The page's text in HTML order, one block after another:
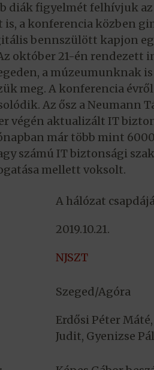
diák figyelmét felhívjuk
is, a konferencia közben
bennszülött kapjon
október 21-én
a múzeumunknak
meg. A konferencia
Az ősz a Neumann
végén aktualizált IT
már több mint
számú IT biztonsági
mellett voksolt.
A hálózat
2019.10.21.
NJSZT
Szeged/Agóra
Erdősi Péter
Judit, Gyenizse